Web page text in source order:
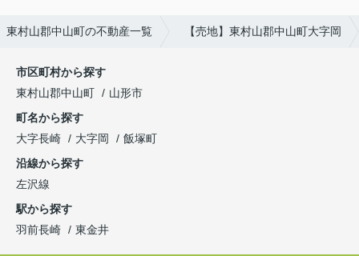
東村山郡中山町の不動産一覧 【売地】東村山郡中山町大字岡
市区町村から探す
東村山郡中山町
山形市
町名から探す
大字長崎
大字岡
飯塚町
沿線から探す
左沢線
駅から探す
羽前長崎
東金井